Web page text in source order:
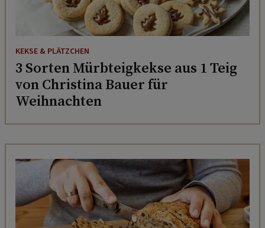
KEKSE & PLÄTZCHEN
3 Sorten Mürbteigkekse aus 1 Teig
von Christina Bauer für
Weihnachten